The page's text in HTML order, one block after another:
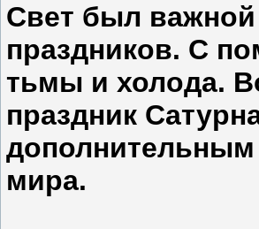
Свет был
праздников. С
тьмы и холода.
праздник
дополнительным
мира.